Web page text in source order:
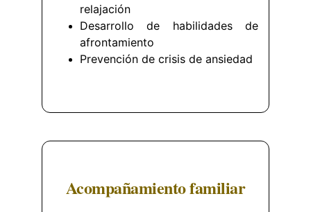
relajación
Desarrollo de habilidades de
afrontamiento
Prevención de crisis de ansiedad
Acompañamiento familiar